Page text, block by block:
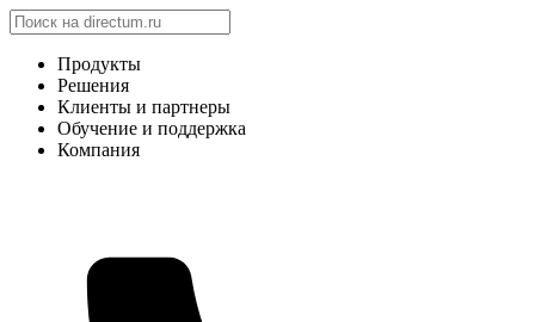
Продукты
Решения
Клиенты и партнеры
Обучение и поддержка
Компания